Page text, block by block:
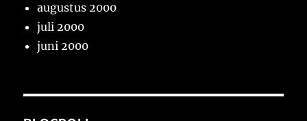
augustus 2000
juli 2000
juni 2000